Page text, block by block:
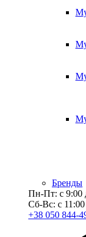
Бренды
Пн-Пт: с 9:00
Сб-Вс: с
+38 050 844-